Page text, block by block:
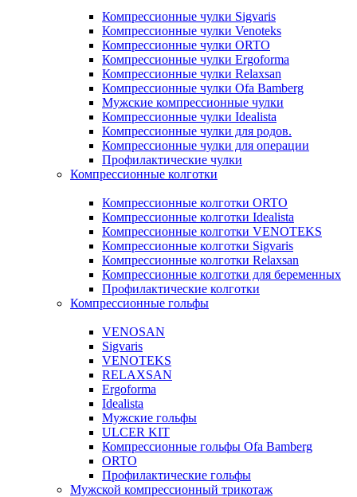
Компрессионные чулки Sigvaris
Компрессионные чулки Venoteks
Компрессионные чулки ORTO
Компрессионные чулки Ergoforma
Компрессионные чулки Relaxsan
Компрессионные чулки Ofa Bamberg
Мужские компрессионные чулки
Компрессионные чулки Idealista
Компрессионные чулки для родов.
Компрессионные чулки для операции
Профилактические чулки
Компрессионные колготки
Компрессионные колготки ORTO
Компрессионные колготки Idealista
Компрессионные колготки VENOTEKS
Компрессионные колготки Sigvaris
Компрессионные колготки Relaxsan
Компрессионные колготки для беременных
Профилактические колготки
Компрессионные гольфы
VENOSAN
Sigvaris
VENOTEKS
RELAXSAN
Ergoforma
Idealista
Мужские гольфы
ULCER KIT
Компрессионные гольфы Ofa Bamberg
ORTO
Профилактические гольфы
Мужской компрессионный трикотаж